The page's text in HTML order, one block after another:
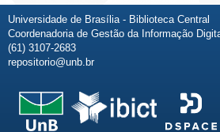
Universidade de Brasília - Biblioteca Central
Coordenadoria de Gestão da Informação
(61) 3107-2683
repositorio@unb.br